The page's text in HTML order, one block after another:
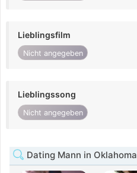
Lieblingsfilm
Nicht angegeben
Lieblingssong
Nicht angegeben
Dating Mann in Oklahoma